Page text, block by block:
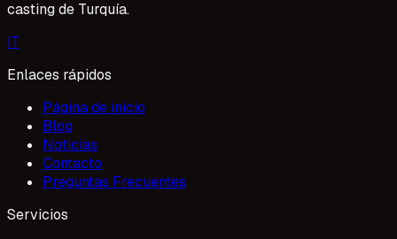
casting de Turquía.
IT
Enlaces rápidos
Página de inicio
Blog
Noticias
Contacto
Preguntas Frecuentes
Servicios